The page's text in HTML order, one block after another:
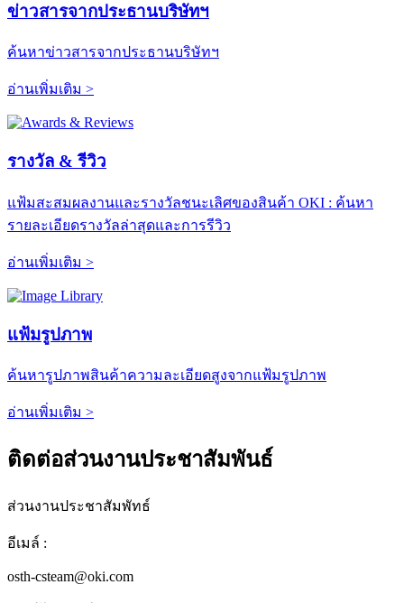
ข่าวสารจากประธานบริษัทฯ
ค้นหาข่าวสารจากประธานบริษัทฯ
อ่านเพิ่มเติม >
รางวัล & รีวิว
แฟ้มสะสมผลงานและรางวัลชนะเลิศของสินค้า OKI : ค้นหา
รายละเอียดรางวัลล่าสุดและการรีวิว
อ่านเพิ่มเติม >
แฟ้มรูปภาพ
ค้นหารูปภาพสินค้าความละเอียดสูงจากแฟ้มรูปภาพ
อ่านเพิ่มเติม >
ติดต่อส่วนงานประชาสัมพันธ์
ส่วนงานประชาสัมพัทธ์
อีเมล์ :
osth-csteam@oki.com